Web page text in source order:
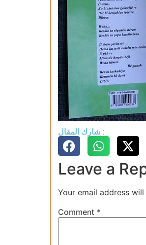
شارك المقال :
Leave a
Your email address
Comment *